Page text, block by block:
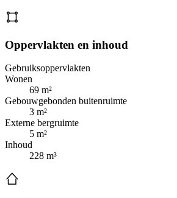
Oppervlakten en inhoud
Gebruiksoppervlakten
Wonen
69 m²
Gebouwgebonden buitenruimte
3 m²
Externe bergruimte
5 m²
Inhoud
228 m³